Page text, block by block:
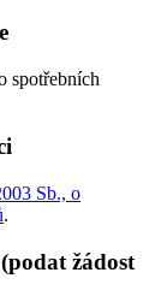
spotřebních
Sb., o
.
žádost